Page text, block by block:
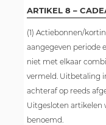
ARTIKEL 8 –
(1) Actiebonnen/
aangegeven periode
niet met elkaar
vermeld. Uitbetaling
achteraf op reeds
Uitgesloten artikelen
benoemd.